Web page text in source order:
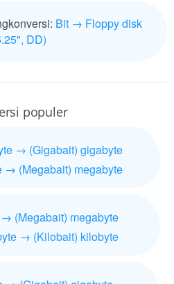
Bit → Floppy disk
DD)
populer
→ (Gigabait) gigabyte
→ (Megabait) megabyte
(Megabait) megabyte
→ (Kilobait) kilobyte